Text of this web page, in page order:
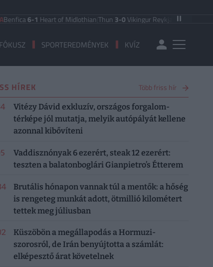
6-1Heart of Midlothian|Thun3-0Vikingur Reykjavik|PAOK Saloniki
SPORTEREDMÉNYEK KVÍZ
HÍREK Több friss hír
Vitézy Dávid exkluzív, országos forgalom-
térképe jól mutatja, melyik autópályát kellene
azonnal kibővíteni
Vaddisznónyak 6 ezerért, steak 12 ezerért:
teszten a balatonboglári Gianpietro’s Étterem
Brutális hónapon vannak túl a mentők: a hőség
is rengeteg munkát adott, ötmillió kilométert
tettek meg júliusban
Küszöbön a megállapodás a Hormuzi-
szorosról, de Irán benyújtotta a számlát:
elképesztő árat követelnek